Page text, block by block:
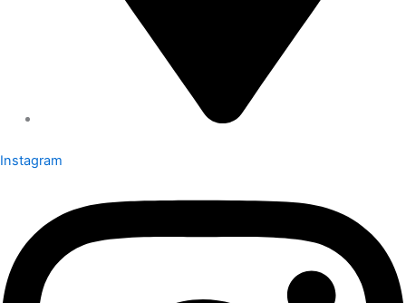
Instagram